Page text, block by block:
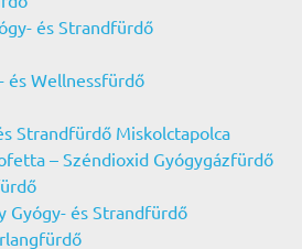
és Strandfürdő
és Wellnessfürdő
Strandfürdő Miskolctapolca
– Széndioxid Gyógygázfürdő
Gyógy- és Strandfürdő